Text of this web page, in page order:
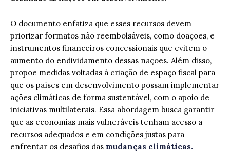
O documento enfatiza que esses recursos devem
priorizar formatos não reembolsáveis, como doações, e
instrumentos financeiros concessionais que evitem o
aumento do endividamento dessas nações. Além disso,
propõe medidas voltadas à criação de espaço fiscal para
que os países em desenvolvimento possam implementar
ações climáticas de forma sustentável, com o apoio de
iniciativas multilaterais. Essa abordagem busca garantir
que as economias mais vulneráveis tenham acesso a
recursos adequados e em condições justas para
enfrentar os desafios das mudanças climáticas.